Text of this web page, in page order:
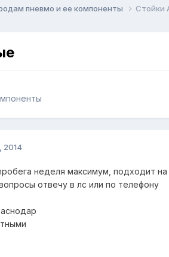
пневмо и ее компоненты Стойки
2014
неделя максимум, подходит на
отвечу в лс или по телефону